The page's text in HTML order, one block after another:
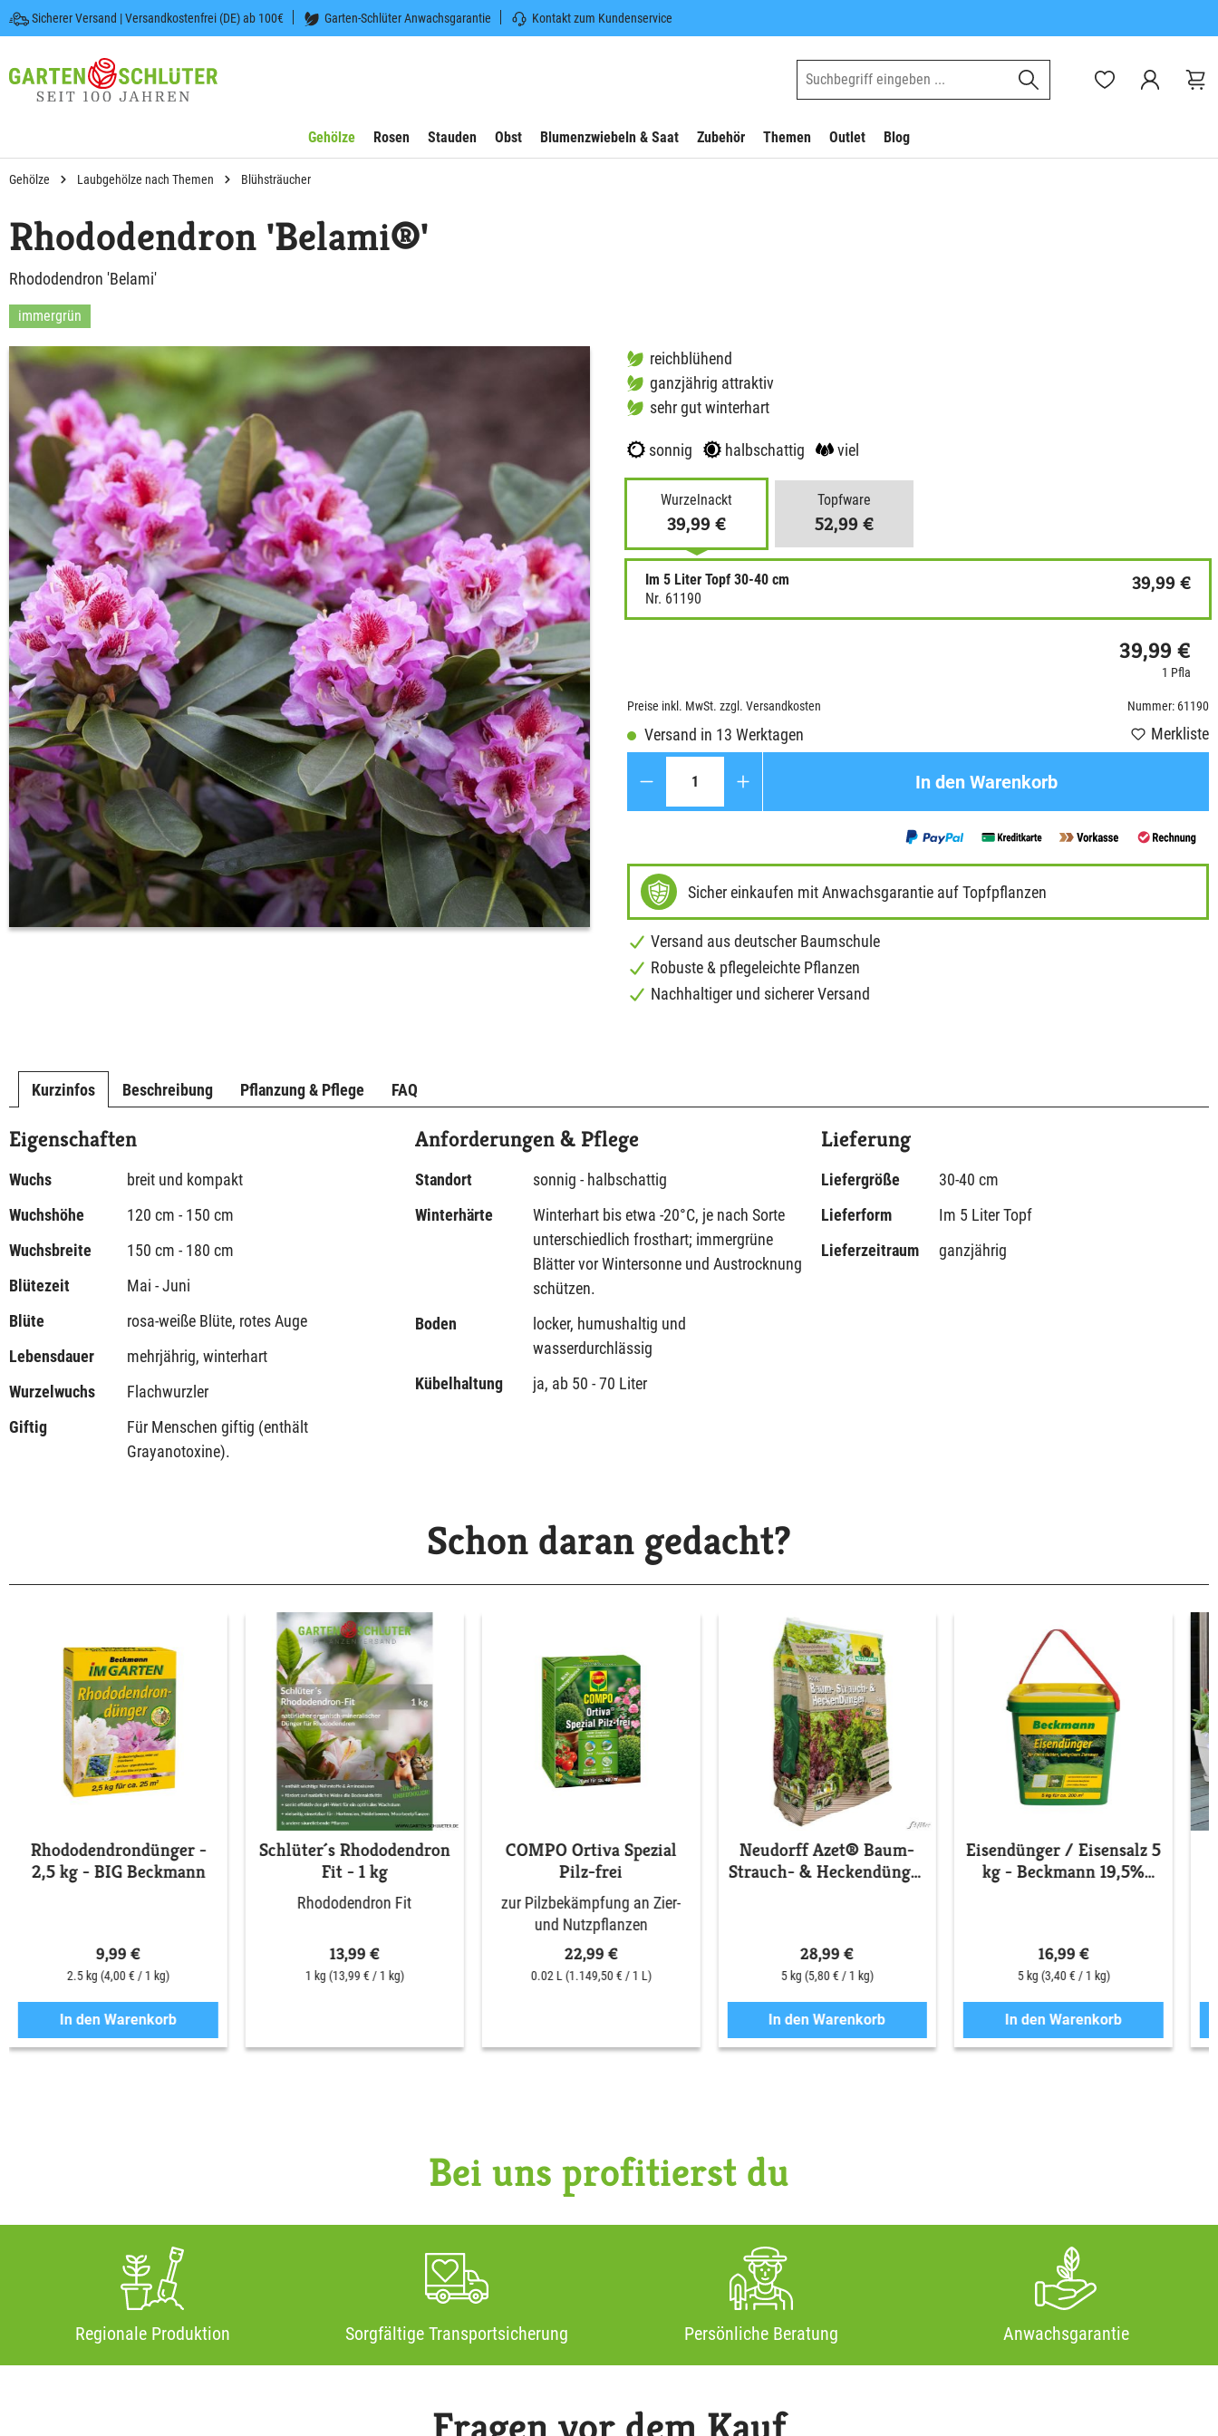
Zur Hauptnavigation springen
Sicherer Versand | Versandkostenfrei (DE) ab 100€ Garten-Schlüter Anwachsgarantie Kontakt zum Kundenservice
Gehölze Rosen Stauden Obst Blumenzwiebeln & Saat Zubehör Themen Outlet Blog
Gehölze Laubgehölze nach Themen Blühsträucher
Rhododendron 'Belami®'
Rhododendron 'Belami'
immergrün
reichblühend
ganzjährig attraktiv
sehr gut winterhart
sonnig halbschattig viel
Wurzelnackt
39,99 €
Topfware
52,99 €
Im 5 Liter Topf 30-40 cm
Nr. 61190
39,99 €
39,99 €
1 Pfla
Preise inkl. MwSt. zzgl. Versandkosten Nummer: 61190
Versand in 13 Werktagen
Merkliste
In den Warenkorb
Sicher einkaufen mit Anwachsgarantie auf Topfpflanzen
Versand aus deutscher Baumschule
Robuste & pflegeleichte Pflanzen
Nachhaltiger und sicherer Versand
Kurzinfos Beschreibung Pflanzung & Pflege FAQ
Eigenschaften
Wuchs
breit und kompakt
Wuchshöhe
120 cm - 150 cm
Wuchsbreite
150 cm - 180 cm
Blütezeit
Mai - Juni
Blüte
rosa-weiße Blüte, rotes Auge
Lebensdauer
mehrjährig, winterhart
Wurzelwuchs
Flachwurzler
Giftig
Für Menschen giftig (enthält
Grayanotoxine).
Anforderungen & Pflege
Standort
sonnig - halbschattig
Winterhärte
Winterhart bis etwa -20°C, je nach Sorte
unterschiedlich frosthart; immergrüne
Blätter vor Wintersonne und Austrocknung
schützen.
Boden
locker, humushaltig und
wasserdurchlässig
Kübelhaltung
ja, ab 50 - 70 Liter
Lieferung
Liefergröße
30-40 cm
Lieferform
Im 5 Liter Topf
Lieferzeitraum
ganzjährig
Schon daran gedacht?
Rhododendrondünger -
2,5 kg - BIG Beckmann
9,99 €
2.5 kg (4,00 € / 1 kg)
In den Warenkorb
Schlüter´s Rhododendron
Fit - 1 kg
Rhododendron Fit
13,99 €
1 kg (13,99 € / 1 kg)
COMPO Ortiva Spezial
Pilz-frei
zur Pilzbekämpfung an Zier-
und Nutzpflanzen
22,99 €
0.02 L (1.149,50 € / 1 L)
Neudorff Azet® Baum-
Strauch- & Heckendünger
28,99 €
5 kg (5,80 € / 1 kg)
In den Warenkorb
Eisendünger / Eisensalz 5
kg - Beckmann 19,5%
16,99 €
5 kg (3,40 € / 1 kg)
In den Warenkorb
Bei uns profitierst du
Regionale Produktion Sorgfältige Transportsicherung Persönliche Beratung Anwachsgarantie